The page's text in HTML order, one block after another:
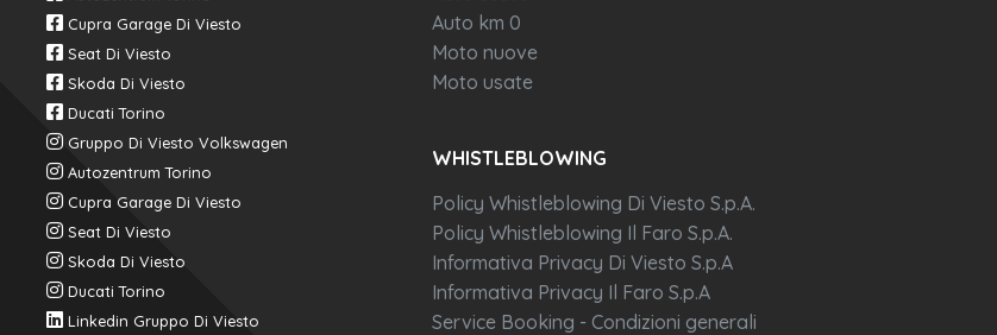
Cupra Garage Di Viesto
Seat Di Viesto
Skoda Di Viesto
Ducati Torino
Gruppo Di Viesto Volkswagen
Autozentrum Torino
Cupra Garage Di Viesto
Seat Di Viesto
Skoda Di Viesto
Ducati Torino
Linkedin Gruppo Di Viesto
Auto km 0
Moto nuove
Moto usate
WHISTLEBLOWING
Policy Whistleblowing Di Viesto S.p.A.
Policy Whistleblowing Il Faro S.p.A.
Informativa Privacy Di Viesto S.p.A
Informativa Privacy Il Faro S.p.A
Service Booking - Condizioni generali